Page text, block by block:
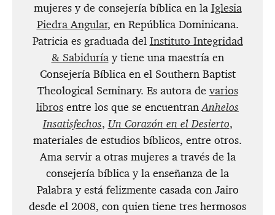
mujeres y de consejería bíblica en la Iglesia
Piedra Angular, en República Dominicana.
Patricia es graduada del Instituto Integridad
& Sabiduríay tiene una maestría en
Consejería Bíblica en el Southern Baptist
Theological Seminary. Es autora de varios
libros entre los que se encuentranAnhelos
Insatisfechos, Un Corazón en el Desierto,
materiales de estudios bíblicos, entre otros.
Ama servir a otras mujeres a través de la
consejería bíblica y la enseñanza de la
Palabra y está felizmente casada con Jairo
desde el 2008, con quien tiene tres hermosos